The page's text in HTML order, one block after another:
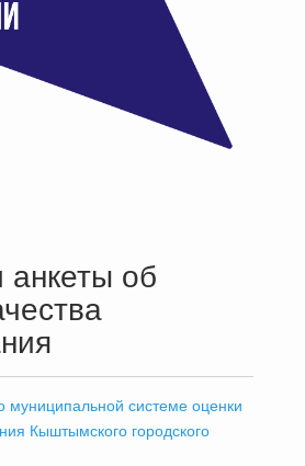
об
муниципальной системе оценки
Кыштымского городского